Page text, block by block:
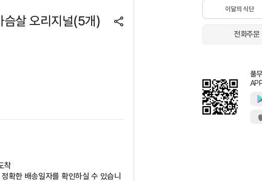
슴살 오리지널(5개)
착
확한 배송일자를 확인하실 수 있습니
이달의 식단
전화주문
풀